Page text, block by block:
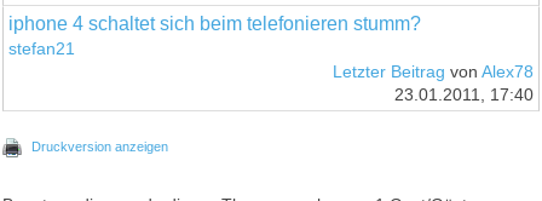
iphone 4 schaltet sich beim telefonieren stumm?
stefan21
Letzter Beitrag von Alex78
23.01.2011, 17:40
Druckversion anzeigen